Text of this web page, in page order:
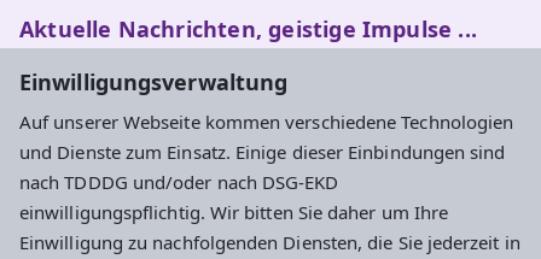
Einwilligungsverwaltung
Auf unserer Webseite kommen verschiedene Technologien
und Dienste zum Einsatz. Einige dieser Einbindungen sind
nach TDDDG und/oder nach DSG-EKD
einwilligungspflichtig. Wir bitten Sie daher um Ihre
Einwilligung zu nachfolgenden Diensten, die Sie jederzeit in
Aktuelle Nachrichten, geistige Impulse ...
Newsletter entdecken
Adresse
Evangelisches Dekanat Rheingau-Taunus